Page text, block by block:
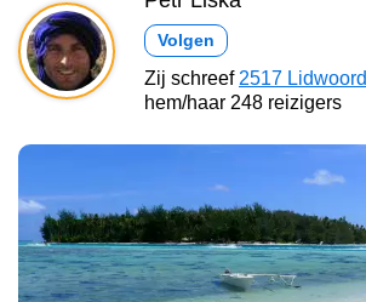
Volgen
Zij schreef 2517 Lidwoord
hem/haar 248 reizigers